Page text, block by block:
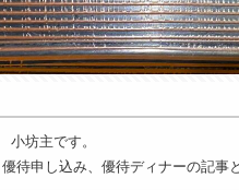
坊主です。
待申し込み、優待ディナーの記事